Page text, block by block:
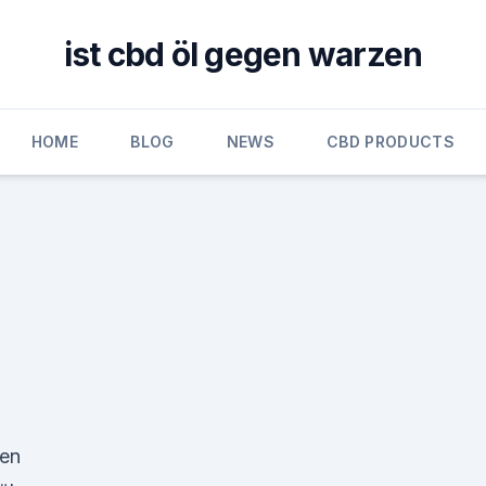
ist cbd öl gegen warzen
HOME BLOG NEWS CBD PRODUCTS